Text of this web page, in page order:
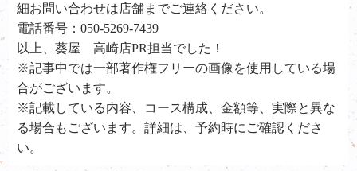
細お問い合わせは店舗までご連絡ください。
電話番号：050-5269-7439
以上、葵屋 高崎店PR担当でした！
※記事中では一部著作権フリーの画像を使用している場
合がございます。
※記載している内容、コース構成、金額等、実際と異な
る場合もございます。詳細は、予約時にご確認くださ
い。